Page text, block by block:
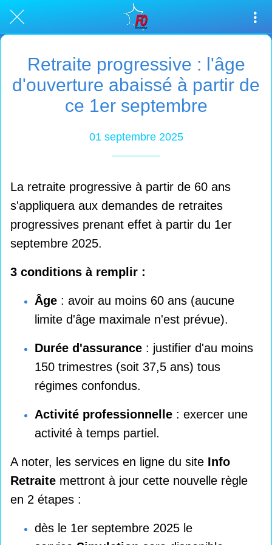
Retraite progressive : l'âge
d'ouverture abaissé à partir de
ce 1er septembre
01 septembre 2025
La retraite progressive à partir de 60 ans
s'appliquera aux demandes de retraites
progressives prenant effet à partir du 1er
septembre 2025.
3 conditions à remplir :
Âge : avoir au moins 60 ans (aucune
limite d'âge maximale n'est prévue).
Durée d'assurance : justifier d'au moins
150 trimestres (soit 37,5 ans) tous
régimes confondus.
Activité professionnelle : exercer une
activité à temps partiel.
A noter, les services en ligne du site Info
Retraite mettront à jour cette nouvelle règle
en 2 étapes :
dès le 1er septembre 2025 le